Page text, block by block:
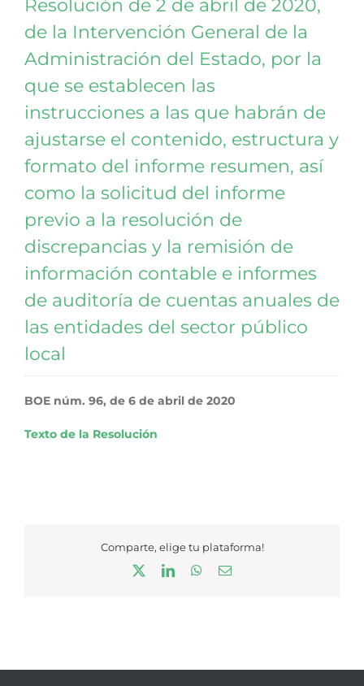
Resolución de 2 de abril de 2020,
de la Intervención General de la
Administración del Estado, por la
que se establecen las
instrucciones a las que habrán de
ajustarse el contenido, estructura y
formato del informe resumen, así
como la solicitud del informe
previo a la resolución de
discrepancias y la remisión de
información contable e informes
de auditoría de cuentas anuales de
las entidades del sector público
local
BOE núm. 96, de 6 de abril de 2020
Texto de la Resolución
Comparte, elige tu plataforma!
LinkedInWhatsApp
Correo